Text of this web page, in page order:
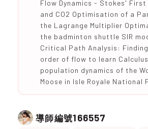
Flow Dynamics - Stokes' First
and CO2 Optimisation of a
the Lagrange Multiplier
the badminton shuttle SIR
Critical Path Analysis:
order of flow to learn
population dynamics of the
Moose in Isle Royale National
導師編號166557